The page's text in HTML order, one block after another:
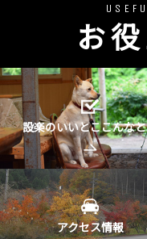
お
設楽のいいとここんな
アクセス情報